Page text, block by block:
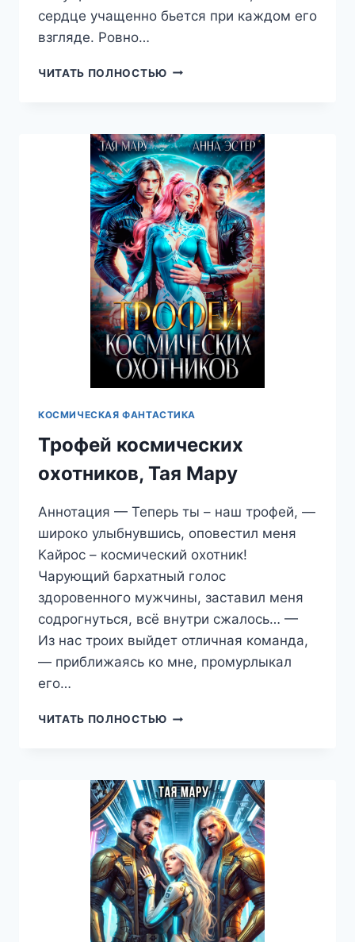
сердце учащенно бьется при каждом его
взгляде. Ровно…
ЧИТАТЬ ПОЛНОСТЬЮ ПОХИЩЕННАЯ
ТАЯ
МАРУ
КОСМИЧЕСКАЯ ФАНТАСТИКА
Трофей космических
охотников, Тая Мару
Аннотация — Теперь ты – наш трофей, —
широко улыбнувшись, оповестил меня
Кайрос – космический охотник!
Чарующий бархатный голос
здоровенного мужчины, заставил меня
содрогнуться, всё внутри сжалось… —
Из нас троих выйдет отличная команда,
— приближаясь ко мне, промурлыкал
его…
ЧИТАТЬ ПОЛНОСТЬЮ ТРОФЕЙ
МАРУ